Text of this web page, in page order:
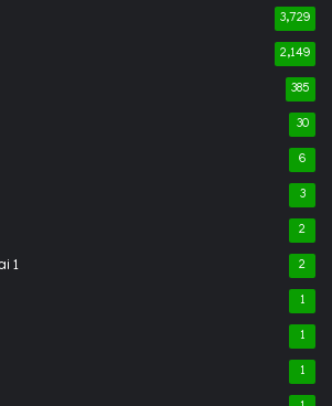
3,729
2,149
385
30
6
3
2
1 2
1
1
1